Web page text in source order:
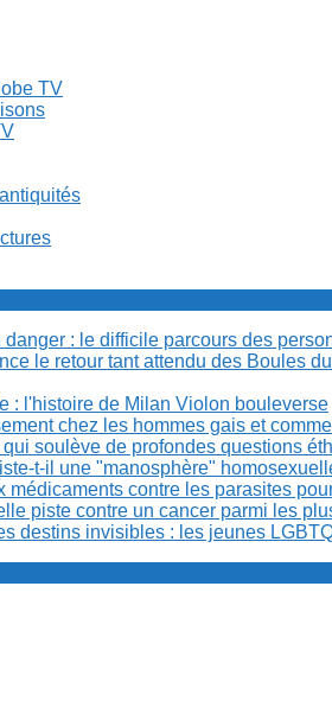
TV
: le difficile parcours des
le retour tant attendu des Boules
: l'histoire de Milan Violon bouleverse
chez les hommes gais et
soulève de profondes questions
t-il une "manosphère"
médicaments contre les parasites
piste contre un cancer parmi les
destins invisibles : les jeunes